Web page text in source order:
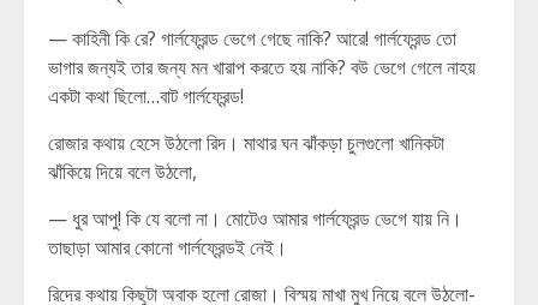
— কাহিনী কি রে? গার্লফ্রেন্ড ভেগে গেছে নাকি? আরে! গার্লফ্রেন্ড তো
ভাগার জন্যই তার জন্য মন খারাপ করতে হয় নাকি? বউ ভেগে গেলে নাহয়
একটা কথা ছিলো…বাট গার্লফ্রেন্ড!
রোজার কথায় হেসে উঠলো রিদ। মাথার ঘন ঝাঁকড়া চুলগুলো খানিকটা
ঝাঁকিয়ে দিয়ে বলে উঠলো,
— ধুর আপু! কি যে বলো না। মোটেও আমার গার্লফ্রেন্ড ভেগে যায় নি।
তাছাড়া আমার কোনো গার্লফ্রেন্ডই নেই।
রিদের কথায় কিছুটা অবাক হলো রোজা। বিস্ময় মাখা মুখ নিয়ে বলে উঠলো-